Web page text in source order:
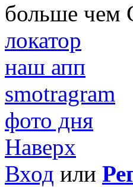
больше
локатор
наш апп
smotragram
фото дня
Наверх
Вход или